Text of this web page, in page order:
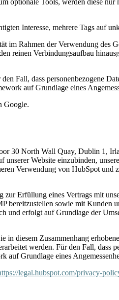
Interesse, mehrere Tags auf
Rahmen der Verwendung des
reinen Verbindungsaufbau
Fall, dass
auf Grundlage eines
Google.
30 North Wall Quay, Dublin 1,
Website einzubinden,
Verwendung von HubSpot
Erfüllung eines Vertrags mit
bereitzustellen sowie mit
und erfolgt auf Grundlage der
in diesem Zusammenhang
werden. Für den Fall,
Grundlage eines
legal.hubspot.com/privacy-